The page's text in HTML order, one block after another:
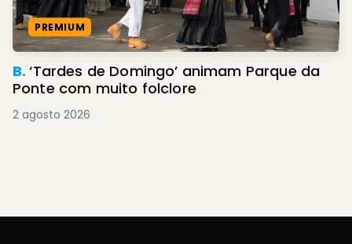
PREMIUM
B.‘Tardes de Domingo’ animam Parque da
Ponte com muito folclore
2 agosto 2026